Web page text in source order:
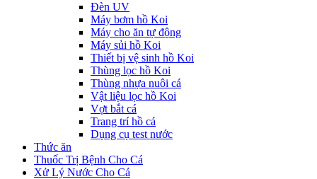
Đèn UV
Máy bơm hồ Koi
Máy cho ăn tự động
Máy sủi hồ Koi
Thiết bị vệ sinh hồ Koi
Thùng lọc hồ Koi
Thùng nhựa nuôi cá
Vật liệu lọc hồ Koi
Vợt bắt cá
Trang trí hồ cá
Dụng cụ test nước
Thức ăn
Thuốc Trị Bệnh Cho Cá
Xử Lý Nước Cho Cá